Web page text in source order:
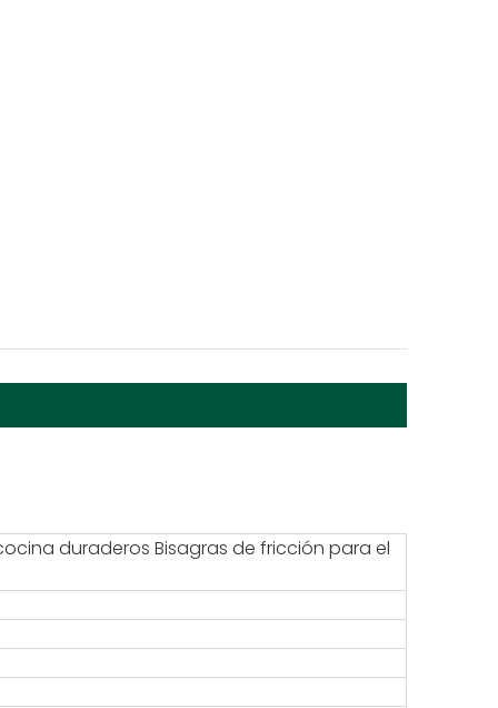
duraderos Bisagras de fricción para el